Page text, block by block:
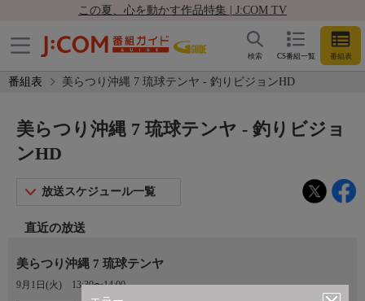
この夏、心を動かす作品特集 | J:COM TV
CS番組一覧 番組表
検索
番組表 美らつり沖縄 7 琉球テンヤ - 釣りビジョンHD
美らつり沖縄 7 琉球テンヤ - 釣りビジョ
ンHD
放送スケジュール一覧
直近の放送
美らつり沖縄 7 琉球テンヤ
9月1日(火) 13:30〜14:00